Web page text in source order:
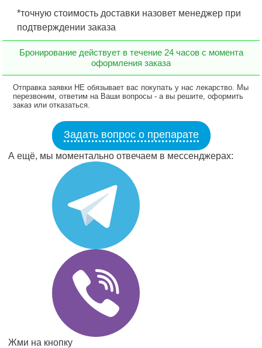
*точную стоимость доставки назовет менеджер при
подтверждении заказа
Бронирование действует в течение 24 часов с момента
оформления заказа
Отправка заявки НЕ обязывает вас покупать у нас лекарство. Мы
перезвоним, ответим на Ваши вопросы - а вы решите, оформить
заказ или отказаться.
Задать вопрос о препарате
А ещё, мы моментально отвечаем в мессенджерах:
Жми на кнопку